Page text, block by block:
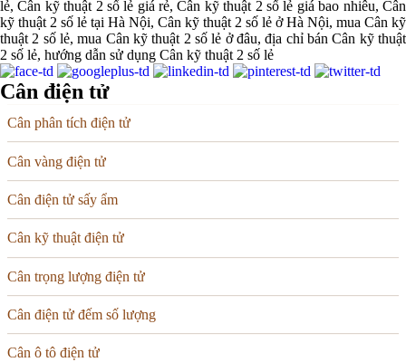
lẻ, Cân kỹ thuật 2 số lẻ giá rẻ, Cân kỹ thuật 2 số lẻ giá bao nhiêu, Cân
kỹ thuật 2 số lẻ tại Hà Nội, Cân kỹ thuật 2 số lẻ ở Hà Nội, mua Cân kỹ
thuật 2 số lẻ, mua Cân kỹ thuật 2 số lẻ ở đâu, địa chỉ bán Cân kỹ thuật
2 số lẻ, hướng dẫn sử dụng Cân kỹ thuật 2 số lẻ
Cân điện tử
Cân phân tích điện tử
Cân vàng điện tử
Cân điện tử sấy ẩm
Cân kỹ thuật điện tử
Cân trọng lượng điện tử
Cân điện tử đếm số lượng
Cân ô tô điện tử